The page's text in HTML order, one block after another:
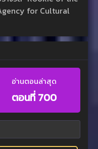
for Cultural
อ่านตอนล่าสุด
ตอนที่ 700